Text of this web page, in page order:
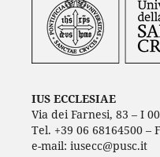
IUS ECCLESIAE
Via dei Farnesi, 83 – I
Tel. +39 06 68164500 –
e-mail: iusecc@pusc.it